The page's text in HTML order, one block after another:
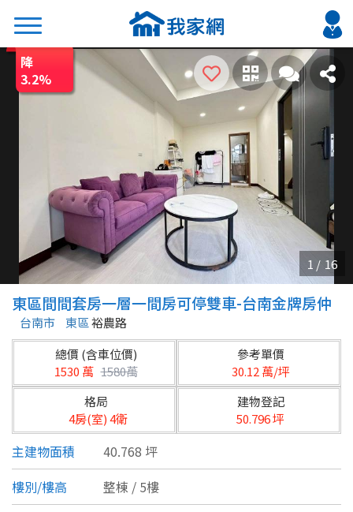
搜尋
熱門關鍵字
2026 台北降價好屋限量釋出
2026 新北降價好屋限量釋出
2026 台中降價好屋限量釋出
2026 台南降價好屋限量釋出
2026 高雄降價好屋限量釋出
縣市
不限
台北市
基隆市
新北市
宜蘭縣
桃園市
區域
類型(可複選)
降
3.2%
東區間間套房一層一間房可停雙車-台南金牌房仲
台南市 東區裕農路
總價 (含車位價)
1530 萬1580萬
參考單價
30.12 萬/坪
格局
4房(室) 4衛
建物登記
50.796 坪
主建物面積
40.768 坪
樓別/樓高
整棟 / 5樓